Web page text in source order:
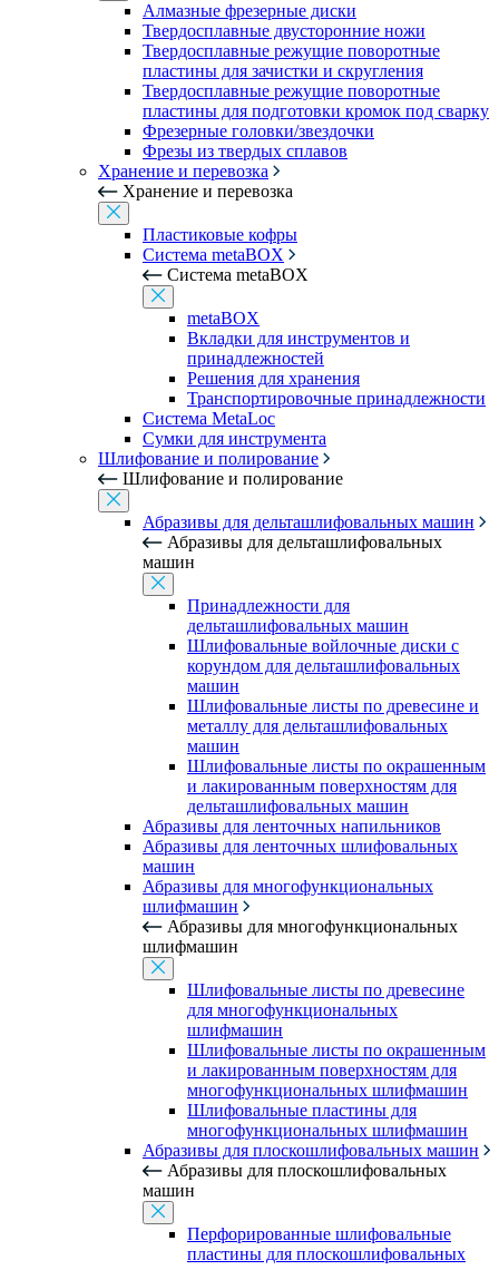
Алмазные фрезерные диски
Твердосплавные двусторонние ножи
Твердосплавные режущие поворотные
пластины для зачистки и скругления
Твердосплавные режущие поворотные
пластины для подготовки кромок под сварку
Фрезерные головки/звездочки
Фрезы из твердых сплавов
Хранение и перевозка
Хранение и перевозка
Пластиковые кофры
Система metaBOX
Система metaBOX
metaBOX
Вкладки для инструментов и
принадлежностей
Решения для хранения
Транспортировочные принадлежности
Система MetaLoc
Сумки для инструмента
Шлифование и полирование
Шлифование и полирование
Абразивы для дельташлифовальных машин
Абразивы для дельташлифовальных
машин
Принадлежности для
дельташлифовальных машин
Шлифовальные войлочные диски с
корундом для дельташлифовальных
машин
Шлифовальные листы по древесине и
металлу для дельташлифовальных
машин
Шлифовальные листы по окрашенным
и лакированным поверхностям для
дельташлифовальных машин
Абразивы для ленточных напильников
Абразивы для ленточных шлифовальных
машин
Абразивы для многофункциональных
шлифмашин
Абразивы для многофункциональных
шлифмашин
Шлифовальные листы по древесине
для многофункциональных
шлифмашин
Шлифовальные листы по окрашенным
и лакированным поверхностям для
многофункциональных шлифмашин
Шлифовальные пластины для
многофункциональных шлифмашин
Абразивы для плоскошлифовальных машин
Абразивы для плоскошлифовальных
машин
Перфорированные шлифовальные
пластины для плоскошлифовальных